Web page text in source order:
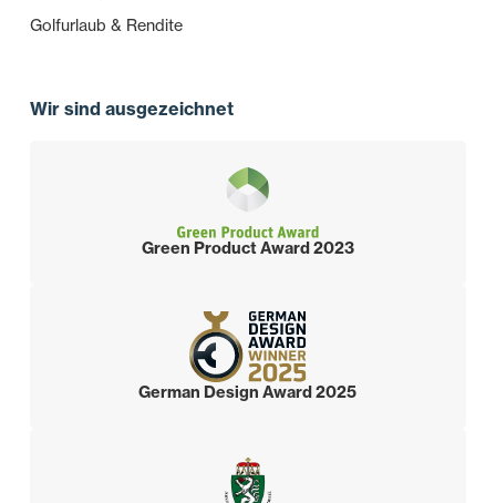
Golfurlaub & Rendite
Wir sind ausgezeichnet
Green Product Award 2023
German Design Award 2025